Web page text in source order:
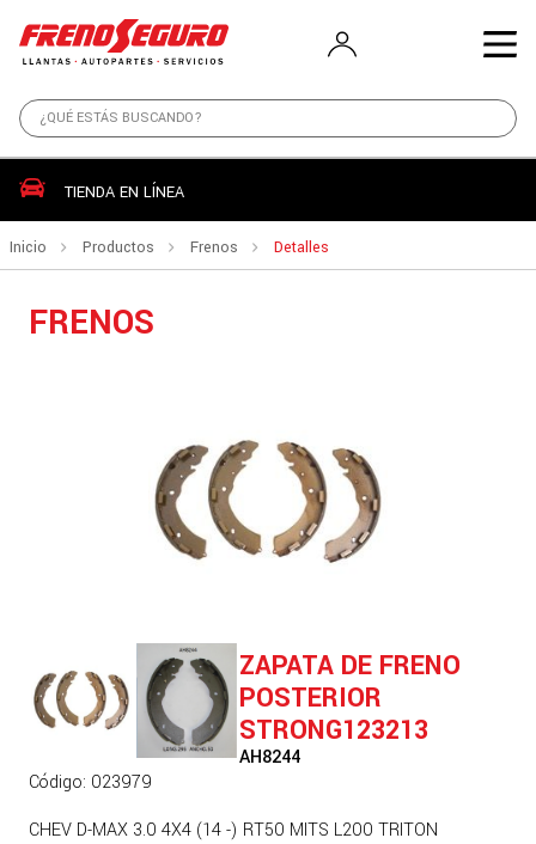
TIENDA EN LÍNEA
Inicio Productos Frenos Detalles
FRENOS
ZAPATA DE FRENO
POSTERIOR
STRONG123213
AH8244
Código: 023979
CHEV D-MAX 3.0 4X4 (14 -) RT50 MITS L200 TRITON